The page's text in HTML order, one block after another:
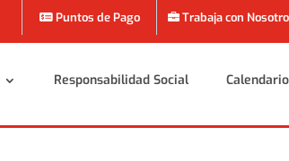
Puntos de Pago Trabaja con
Responsabilidad Social
Responsabilidad Social